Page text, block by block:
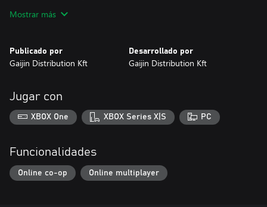
combinaciones. Además, hay un contenedor suspendido con un
es capaz de alcanzar velocidades de más de 2200 km/h. Emplea
45 bengalas y señuelos radar para protegerse frente a amenazas
Todos los vehículos premium te permiten ganar más Puntos de
Investigación y Leones de Plata y vienen equipados con todas las
modificaciones disponibles.
Con una cuenta Premium (también adquirible en el juego por
de Plata en las batallas durante una cantidad determinada de
días. ¡Esto se acumula con las bonificaciones de los vehículos
Mostrar más
Publicado por
Gaijin Distribution Kft
Desarrollado por
Gaijin Distribution Kft
Jugar con
XBOX One XBOX Series X|S PC
Funcionalidades
Online co-op Online multiplayer